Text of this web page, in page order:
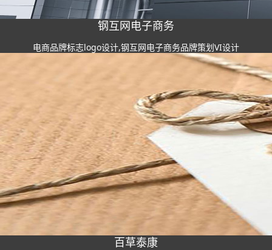
钢互网电子商务
电商品牌标志logo设计,钢互网电子商务品牌策划VI设计
百草泰康